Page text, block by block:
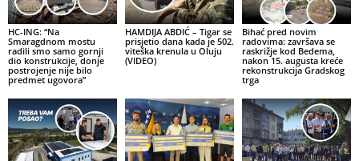
HC-ING: “Na
Smaragdnom mostu
radili smo samo gornji
dio konstrukcije, donje
postrojenje nije bilo
predmet ugovora”
HAMDIJA ABDIĆ – Tigar se
prisjetio dana kada je 502.
viteška krenula u Oluju
(VIDEO)
Bihać pred novim
radovima: završava se
raskrižje kod Bedema,
nakon 15. augusta kreće
rekonstrukcija Gradskog
trga